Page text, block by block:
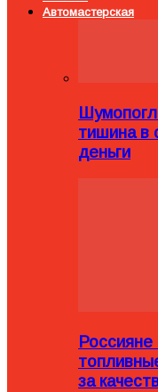
Автомастерская
тишина в
деньги
Россияне
за